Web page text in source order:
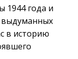
1944 года и
выдуманных
в историю